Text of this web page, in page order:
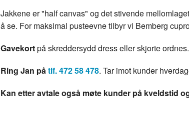
Jakkene er "half canvas" og det stivende
å se. For maksimal pusteevne tilbyr vi Bemberg
Gavekortpå skreddersydd dress eller skjorte ordnes.
Ring Jan påtlf. 472 58 478. Tar imot kunder
Kan etter avtale også møte kunder på kveldstid